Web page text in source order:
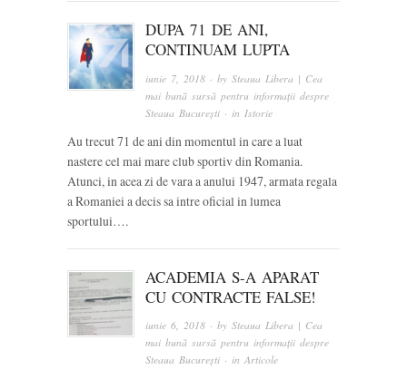
DUPA 71 DE ANI,
CONTINUAM LUPTA
iunie 7, 2018 · bySteaua Libera | Cea
mai bună sursă pentru informații despre
Steaua București · in Istorie
Au trecut 71 de ani din momentul in care a luat
nastere cel mai mare club sportiv din Romania.
Atunci, in acea zi de vara a anului 1947, armata regala
a Romaniei a decis sa intre oficial in lumea
sportului….
ACADEMIA S-A APARAT
CU CONTRACTE FALSE!
iunie 6, 2018 · bySteaua Libera | Cea
mai bună sursă pentru informații despre
Steaua București · inArticole